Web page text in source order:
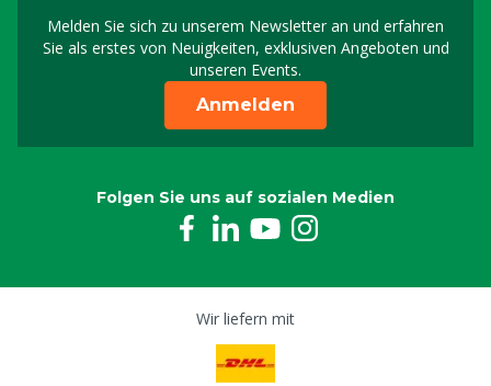
Melden Sie sich zu unserem Newsletter an und erfahren
Sie als erstes von Neuigkeiten, exklusiven Angeboten und
unseren Events.
Melden Sie sich für
Anmelden
Folgen Sie uns auf sozialen Medien
Wir liefern mit